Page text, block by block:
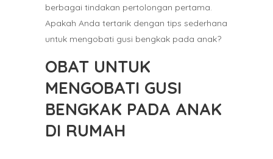
berbagai tindakan pertolongan pertama.
Apakah Anda tertarik dengan tips sederhana
untuk mengobati gusi bengkak pada anak?
OBAT UNTUK
MENGOBATI GUSI
BENGKAK PADA ANAK
DI RUMAH